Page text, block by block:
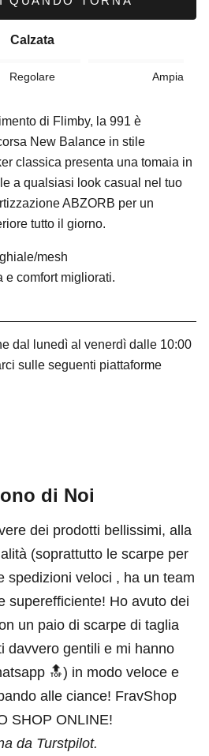
Calzata
Regolare Ampia
di Flimby, la 991 è
New Balance in stile
classica presenta una tomaia in
a qualsiasi look casual nel tuo
ABZORB per un
tutto il giorno.
mesh
e comfort migliorati.
dal lunedì al venerdì dalle 10:00
sulle seguenti piattaforme
di Noi
dei prodotti bellissimi, alla
(soprattutto le scarpe per
spedizioni veloci , ha un team
superefficiente! Ho avuto dei
un paio di scarpe di taglia
davvero gentili e mi hanno
🔝) in modo veloce e
alle ciance! FravShop
SHOP ONLINE!
da Turstpilot.